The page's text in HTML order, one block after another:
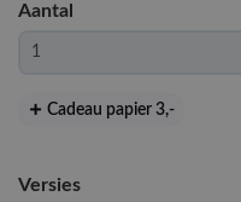
Aantal
Cadeau papier 3,-
Versies